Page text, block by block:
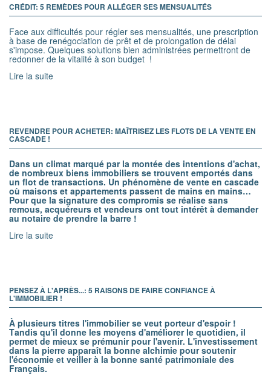
CRÉDIT: 5 REMÈDES POUR ALLÉGER SES MENSUALITÉS
Face aux difficultés pour régler ses mensualités, une prescription
à base de renégociation de prêt et de prolongation de délai
s'impose. Quelques solutions bien administrées permettront de
redonner de la vitalité à son budget !
Lire la suite
REVENDRE POUR ACHETER: MAÎTRISEZ LES FLOTS DE LA VENTE EN
CASCADE !
Dans un climat marqué par la montée des intentions d'achat,
de nombreux biens immobiliers se trouvent emportés dans
un flot de transactions. Un phénomène de vente en cascade
où maisons et appartements passent de mains en mains…
Pour que la signature des compromis se réalise sans
remous, acquéreurs et vendeurs ont tout intérêt à demander
au notaire de prendre la barre !
Lire la suite
PENSEZ À L'APRÈS...: 5 RAISONS DE FAIRE CONFIANCE À
L'IMMOBILIER !
À plusieurs titres l'immobilier se veut porteur d'espoir !
Tandis qu'il donne les moyens d'améliorer le quotidien, il
permet de mieux se prémunir pour l'avenir. L'investissement
dans la pierre apparaît la bonne alchimie pour soutenir
l'économie et veiller à la bonne santé patrimoniale des
Français.